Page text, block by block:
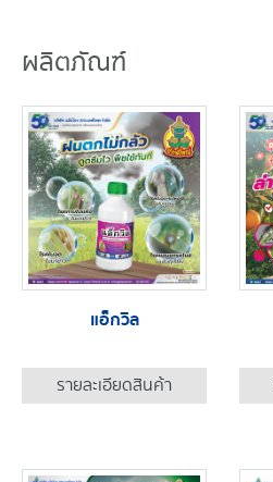
ผลิตภัณฑ์
แอ็กวิล
รายละเอียดสินค้า